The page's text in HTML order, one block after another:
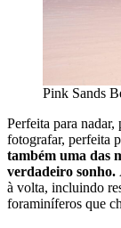
Pink Sands
Perfeita para nadar,
fotografar, perfeita
também uma das
verdadeiro sonho.
à volta, incluindo
foraminíferos que